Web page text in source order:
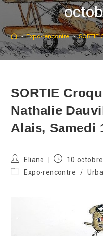
> Expo-rencontre > SORTIE
SORTIE
Nathalie
Alais, Samedi
Auteur/autrice
de
la
Eliane
Publication
10
PostExpo-rencontre /